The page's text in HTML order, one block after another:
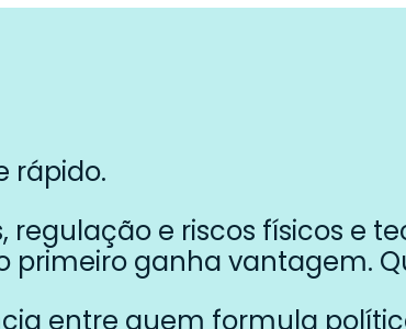
rápido.
regulação e riscos físicos e
primeiro ganha vantagem.
entre quem formula